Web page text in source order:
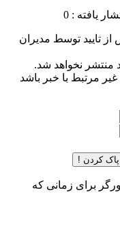
یافته : 0
تایید توسط مدیران
منتشر نخواهد شد.
مرتبط با خبر باشد
پاک کردن !
برای زمانی که